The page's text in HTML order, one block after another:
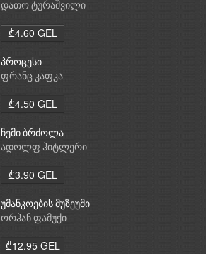
დათო ტურაშვილი
₾4.60 GEL
პროცესი
ფრანც კაფკა
₾4.50 GEL
ჩემი ბრძოლა
ადოლფ ჰიტლერი
₾3.90 GEL
უმანკოების მუზეუმი
ორჰან ფამუქი
₾12.95 GEL